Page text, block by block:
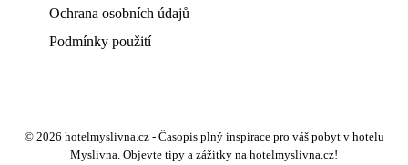
Ochrana osobních údajů
Podmínky použití
© 2026 hotelmyslivna.cz - Časopis plný inspirace pro váš pobyt v hotelu
Myslivna. Objevte tipy a zážitky na hotelmyslivna.cz!